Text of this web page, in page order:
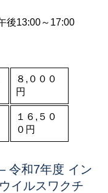
後13:00～17:00
８,０００
円
１６,５０
０円
令和7年度 イン
イルスワクチ